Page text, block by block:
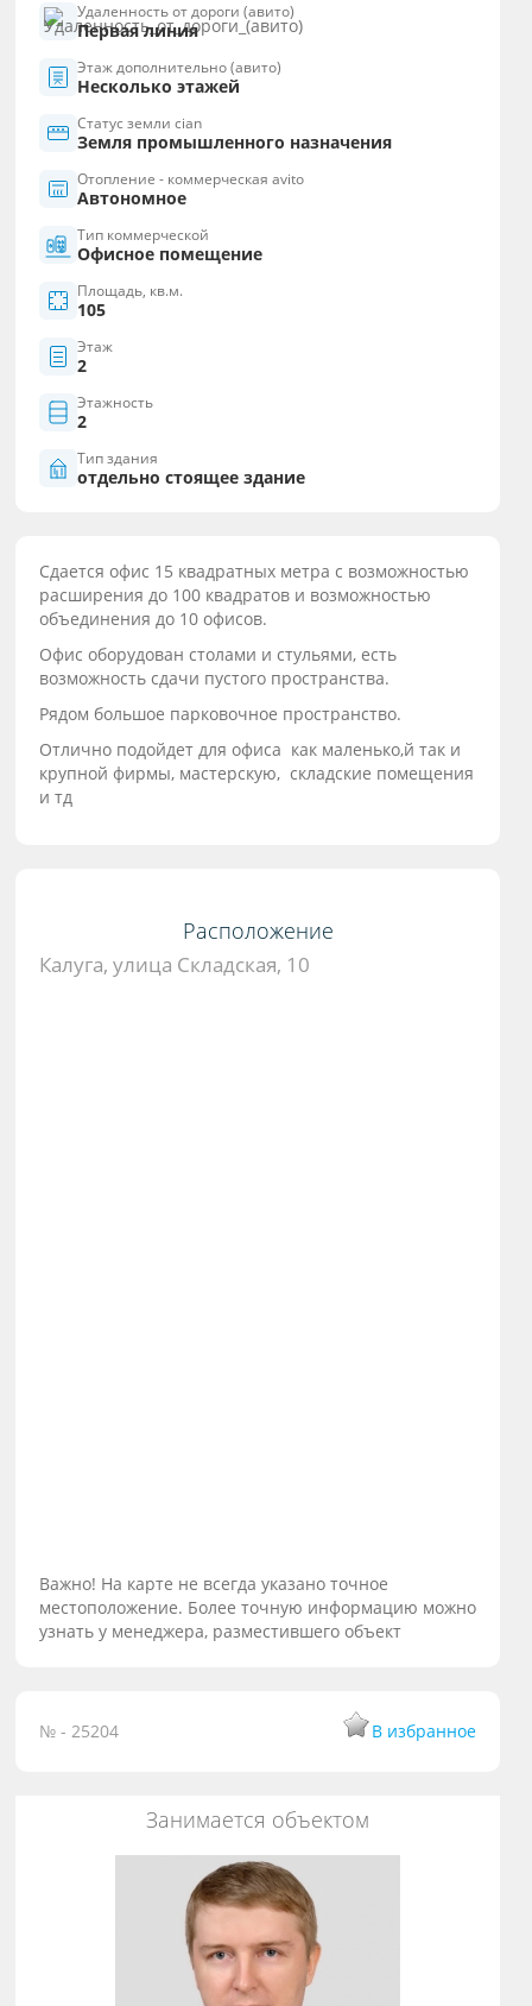
Удаленность от дороги (авито)
Первая линия
Этаж дополнительно (авито)
Несколько этажей
Статус земли cian
Земля промышленного назначения
Отопление - коммерческая avito
Автономное
Тип коммерческой
Офисное помещение
Площадь, кв.м.
105
Этаж
2
Этажность
2
Тип здания
отдельно стоящее здание
Сдается офис 15 квадратных метра с возможностью
расширения до 100 квадратов и возможностью
объединения до 10 офисов.
Офис оборудован столами и стульями, есть
возможность сдачи пустого пространства.
Рядом большое парковочное пространство.
Отлично подойдет для офиса как маленько,й так и
крупной фирмы, мастерскую, складские помещения
и тд
Расположение
Калуга, улица Складская, 10
Важно! На карте не всегда указано точное
местоположение. Более точную информацию можно
узнать у менеджера, разместившего объект
№ - 25204 В избранное
Занимается объектом